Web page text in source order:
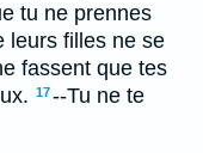
tu ne prennes
leurs filles ne se
fassent que tes
17--Tu ne te